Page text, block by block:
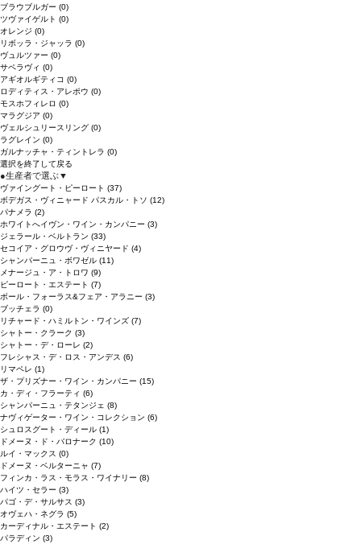
ブラウブルガー (0)
ツヴァイゲルト (0)
オレンジ (0)
リボッラ・ジャッラ (0)
ヴュルツァー (0)
サペラヴィ (0)
アギオルギティコ (0)
ロディティス・アレポウ (0)
モスホフィレロ (0)
マラグジア (0)
ヴェルシュリースリング (0)
ラグレイン (0)
ガルナッチャ・ティントレラ (0)
選択を終了して戻る
●生産者で選ぶ▼
ヴァイングート・ピーロート (37)
ボデガス・ヴィニャード パスカル・トソ (12)
パナメラ (2)
ホワイトへイヴン・ワイン・カンパニー (3)
ジェラール・ベルトラン (33)
セコイア・グロウヴ・ヴィニヤード (4)
シャンパーニュ・ボワゼル (11)
メナージュ・ア・トロワ (9)
ピーロート・エステート (7)
ボール・フォーラス&フェア・アラニー (3)
ブッチェラ (0)
リチャード・ハミルトン・ワインズ (7)
シャトー・クラーク (3)
シャトー・デ・ローレ (2)
フレシャス・デ・ロス・アンデス (6)
リマペレ (1)
ザ・プリズナー・ワイン・カンパニー (15)
カ・ディ・フラーティ (6)
シャンパーニュ・テタンジェ (8)
ナヴィゲーター・ワイン・コレクション (6)
シュロスグート・ディール (1)
ドメーヌ・ド・バロナーク (10)
ルイ・マックス (0)
ドメーヌ・ベルターニャ (7)
フィンカ・ラス・モラス・ワイナリー (8)
ハイツ・セラー (3)
パゴ・デ・サルサス (3)
オヴェハ・ネグラ (5)
カーディナル・エステート (2)
パラディン (3)